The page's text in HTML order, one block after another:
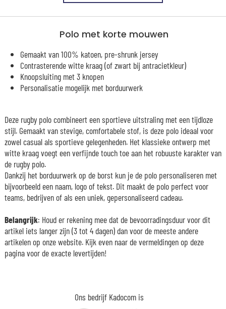
Polo met korte mouwen
Gemaakt van 100% katoen, pre-shrunk jersey
Contrasterende witte kraag (of zwart bij antracietkleur)
Knoopsluiting met 3 knopen
Personalisatie mogelijk met borduurwerk
Ons bedrijf Kadocom is
Deze rugby polo combineert een sportieve uitstraling met een tijdloze
stijl. Gemaakt van stevige, comfortabele stof, is deze polo ideaal voor
zowel casual als sportieve gelegenheden. Het klassieke ontwerp met
witte kraag voegt een verfijnde touch toe aan het robuuste karakter van
de rugby polo.
Dankzij het borduurwerk op de borst kun je de polo personaliseren met
bijvoorbeeld een naam, logo of tekst. Dit maakt de polo perfect voor
teams, bedrijven of als een uniek, gepersonaliseerd cadeau.
Belangrijk: Houd er rekening mee dat de bevoorradingsduur voor dit
artikel iets langer zijn (3 tot 4 dagen) dan voor de meeste andere
artikelen op onze website. Kijk even naar de vermeldingen op deze
pagina voor de exacte levertijden!